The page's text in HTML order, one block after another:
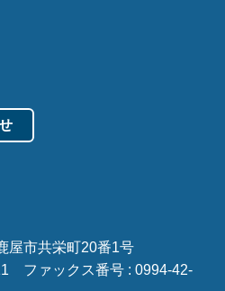
屋市共栄町20番1号
ファックス番号 : 0994-42-